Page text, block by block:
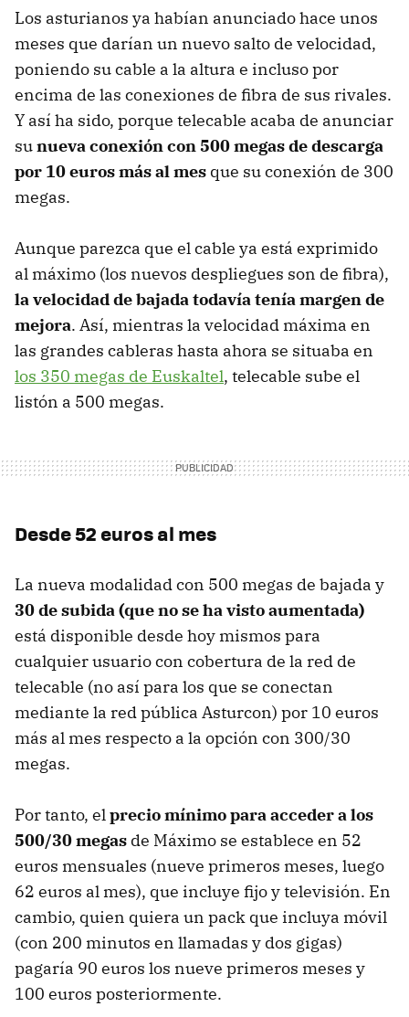
Los asturianos ya habían anunciado hace unos
meses que darían un nuevo salto de velocidad,
poniendo su cable a la altura e incluso por
encima de las conexiones de fibra de sus rivales.
Y así ha sido, porque telecable acaba de anunciar
sunueva conexión con 500 megas de descarga
por 10 euros más al mes que su conexión de 300
megas.
Aunque parezca que el cable ya está exprimido
al máximo (los nuevos despliegues son de fibra),
la velocidad de bajada todavía tenía margen de
mejora. Así, mientras la velocidad máxima en
las grandes cableras hasta ahora se situaba en
los 350 megas de Euskaltel, telecable sube el
listón a 500 megas.
Desde 52 euros al mes
La nueva modalidad con 500 megas de bajada y
30 de subida (que no se ha visto aumentada)
está disponible desde hoy mismos para
cualquier usuario con cobertura de la red de
telecable (no así para los que se conectan
mediante la red pública Asturcon) por 10 euros
más al mes respecto a la opción con 300/30
megas.
Por tanto, elprecio mínimo para acceder a los
500/30 megas de Máximo se establece en 52
euros mensuales (nueve primeros meses, luego
62 euros al mes), que incluye fijo y televisión. En
cambio, quien quiera un pack que incluya móvil
(con 200 minutos en llamadas y dos gigas)
pagaría 90 euros los nueve primeros meses y
100 euros posteriormente.